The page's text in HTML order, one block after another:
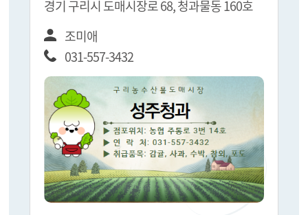
경기 구리시 도매시장로 68, 청과물동 160호
조미애
031-557-3432